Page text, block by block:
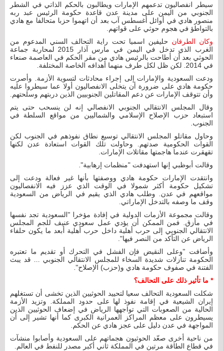
سيطر انفصاليون تدعمهم الإمارات ويطالبون بالحكم الذاتي في الشطر
الجنوبي من اليمن على مدينة عدن قاعدة حكومة الرئيس عبد ربه
منصور هادي في أوائل أغسطس آب بعد أن اتهموا حزبا متحالفا مع هادي
بالتواطؤ في هجوم حوثي على قواتهم.
وكان الطرفان حليفين اسميا تحت راية التحالف السني المدعوم من
الغرب الذي تدخل في اليمن في مارس آذار 2015 لمحاربة جماعة
الحوثي بعد أن أطاحت بالرئيس هادي من مقر الحكم في العاصمة صنعاء
في 2014. لكن ظل لكل طرف منهما أهدافه الخاصة المختلفة.
ودعت السعودية والإمارات إلى إجراء محادثات لتسوية الأزمة. وأصرت
حكومة هادي على ضرورة أن يتخلى الانفصاليون أولا عما سيطروا عليه
وأن تتوقف الإمارات عن دعم المقاتلين الجنوبيين الذين دربتهم وسلحتهم.
وقال المجلس الانتقالي الجنوبي الانفصالي إنه لن ينسحب حتى يتم
استبعاد حزب الإصلاح الإسلامي والشماليين من مواقع السلطة في
الجنوب.
وحاول مقاتلو المجلس الانتقالي توسيع نطاق نفوذهم في الجنوب لكن
القوات الحكومية صدتهم. وحاولت تلك القوات استعادة عدن لكنها
تقهقرت عندما هاجمتها مقاتلات الإمارات.
وقالت أبوظبي إنها استهدفت "منظمات إرهابية".
وانتقدت الإمارات حكومة هادي ووصفتها بأنها غير فعالة ودعت إلى
تشكيل حكومة أكثر شمولا في الوقت الذي عزز فيه الانفصاليون
مواقعهم في عدن. وطلب هادي الذي يقيم في الرياض من السعودية
وقف ما وصفه بالتدخل الإماراتي.
وقالت مجموعة الأزمات الدولية في إفادة مؤخرا "السعودية تجد نفسها
في مأزق. فمن الممكن أن يؤدي عمل سعودي عنيف للجم المجلس
الانتقالي الجنوبي إلى حرب أهلية داخل حرب أهلية أبعد ما يكون حلفاء
الرياض عن التأكد من النصر فيها".
وأضافت "وعلى النقيض فإن الفشل في التحرك أو تقديم ما تعتبره
الحكومة تنازلات شديدة السخاء للمجلس الانتقالي الجنوبي ... قد يبث
الفتنة في صفوف حكومة هادي و(حزب) الإصلاح".
* ما تأثير ذلك على التحالف؟
شكلت السعودية التحالف سعيا لتحييد الحوثيين الذين تخشى أن تستغلهم
إيران الشيعية في إقامة نفوذ لها على حدود المملكة. وتزيد الأزمة
الحالية من الصعوبات التي تواجهها الرياض في إضعاف الحوثيين الذين
يسيطرون على معظم المراكز العمرانية الكبرى كما أنها تشير إلى أن
المواجهة في عدن دليل على عجز هادي عن الحكم.
من ناحية أخرى صعّد الحوثيون هجماتهم على السعودية وأصابوا منشآت
في قطاع الطاقة مرتين في المملكة ثاني أكبر مصدر للنفط في العالم.